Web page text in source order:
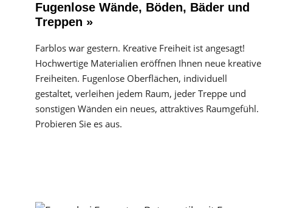
Fugenlose Wände, Böden, Bäder und
Treppen »
Farblos war gestern. Kreative Freiheit ist angesagt!
Hochwertige Materialien eröffnen Ihnen neue kreative
Freiheiten. Fugenlose Oberflächen, individuell
gestaltet, verleihen jedem Raum, jeder Treppe und
sonstigen Wänden ein neues, attraktives Raumgefühl.
Probieren Sie es aus.